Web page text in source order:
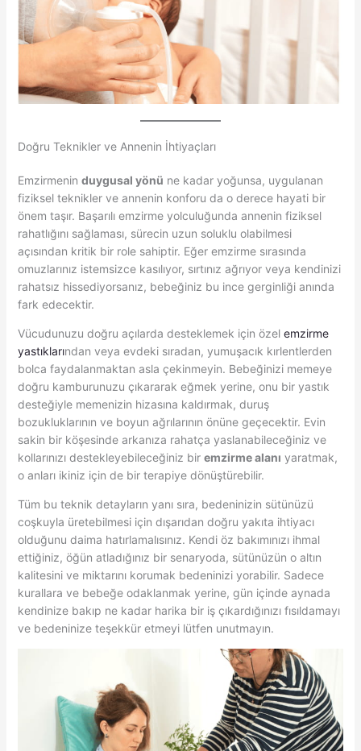
Doğru Teknikler ve Annenin İhtiyaçları
Emzirmenin duygusal yönü ne kadar yoğunsa, uygulanan
fiziksel teknikler ve annenin konforu da o derece hayati bir
önem taşır. Başarılı emzirme yolculuğunda annenin fiziksel
rahatlığını sağlaması, sürecin uzun soluklu olabilmesi
açısından kritik bir role sahiptir. Eğer emzirme sırasında
omuzlarınız istemsizce kasılıyor, sırtınız ağrıyor veya kendinizi
rahatsız hissediyorsanız, bebeğiniz bu ince gerginliği anında
fark edecektir.
Vücudunuzu doğru açılarda desteklemek için özel emzirme
yastıklarından veya evdeki sıradan, yumuşacık kırlentlerden
bolca faydalanmaktan asla çekinmeyin. Bebeğinizi memeye
doğru kamburunuzu çıkararak eğmek yerine, onu bir yastık
desteğiyle memenizin hizasına kaldırmak, duruş
bozukluklarının ve boyun ağrılarının önüne geçecektir. Evin
sakin bir köşesinde arkanıza rahatça yaslanabileceğiniz ve
kollarınızı destekleyebileceğiniz bir emzirme alanı yaratmak,
o anları ikiniz için de bir terapiye dönüştürebilir.
Tüm bu teknik detayların yanı sıra, bedeninizin sütünüzü
coşkuyla üretebilmesi için dışarıdan doğru yakıta ihtiyacı
olduğunu daima hatırlamalısınız. Kendi öz bakımınızı ihmal
ettiğiniz, öğün atladığınız bir senaryoda, sütünüzün o altın
kalitesini ve miktarını korumak bedeninizi yorabilir. Sadece
kurallara ve bebeğe odaklanmak yerine, gün içinde aynada
kendinize bakıp ne kadar harika bir iş çıkardığınızı fısıldamayı
ve bedeninize teşekkür etmeyi lütfen unutmayın.